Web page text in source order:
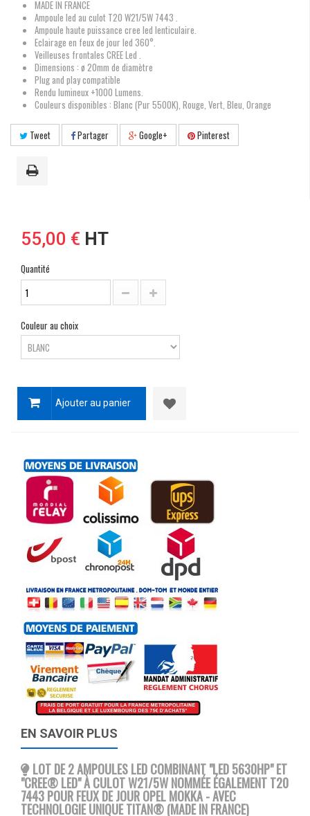
MADE IN FRANCE
Ampoule led au culot T20 W21/5W 7443 .
Ampoule haute puissance cree led lenticulaire.
Eclairage en feux de jour led 360°.
Veilleuses frontales CREE Led .
Dimensions : ø 20mm de diamètre
Plug and play compatible
Rendu lumineux +1000 Lumens.
Couleurs disponibles : Blanc (Pur 5500K), Rouge, Vert, Bleu, Orange
Tweet Partager Google+ Pinterest
55,00 € HT
Quantité
Couleur au choix
Ajouter au panier
EN SAVOIR PLUS
LOT DE 2 AMPOULES LED COMBINANT "LED 5630HP" ET
"CREE® LED" À CULOT W21/5W NOMMÉE ÉGALEMENT T20
7443 POUR FEUX DE JOUR OPEL MOKKA - AVEC
TECHNOLOGIE UNIQUE TITAN® (MADE IN FRANCE)